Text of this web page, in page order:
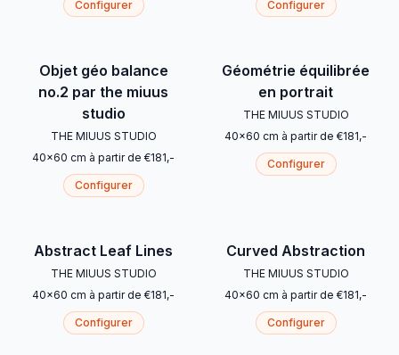
Configurer Configurer
Objet géo balance
no.2 par the miuus
studio
THE MIUUS STUDIO
40x60 cm à partir de €181,-
Configurer
Géométrie équilibrée
en portrait
THE MIUUS STUDIO
40x60 cm à partir de €181,-
Configurer
Abstract Leaf Lines
THE MIUUS STUDIO
40x60 cm à partir de €181,-
Configurer
Curved Abstraction
THE MIUUS STUDIO
40x60 cm à partir de €181,-
Configurer